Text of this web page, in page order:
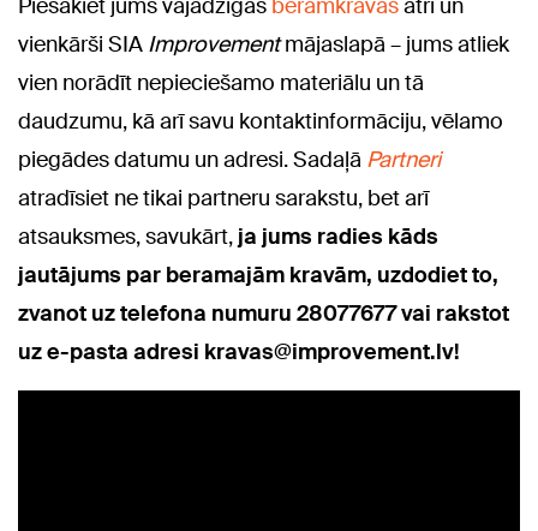
Piesakiet jums vajadzīgās beramkravasātri un
vienkārši SIA Improvementmājaslapā – jums atliek
vien norādīt nepieciešamo materiālu un tā
daudzumu, kā arī savu kontaktinformāciju, vēlamo
piegādes datumu un adresi. Sadaļā Partneri
atradīsiet ne tikai partneru sarakstu, bet arī
atsauksmes, savukārt, ja jums radies kāds
jautājums par beramajām kravām, uzdodiet to,
zvanot uz telefona numuru 28077677 vai rakstot
uz e-pasta adresi kravas@improvement.lv!